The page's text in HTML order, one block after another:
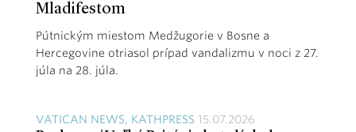
Mladifestom
Pútnickým miestom Medžugorie v Bosne a
Hercegovine otriasol prípad vandalizmu v noci z 27.
júla na 28. júla.
VATICAN NEWS, KATHPRESS 15.07.2026